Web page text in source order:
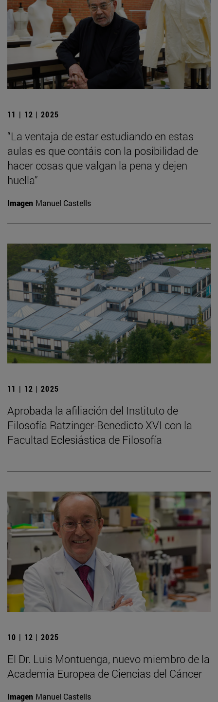
11 | 12 | 2025
“La ventaja de estar estudiando en estas
aulas es que contáis con la posibilidad de
hacer cosas que valgan la pena y dejen
huella”
Imagen Manuel Castells
11 | 12 | 2025
Aprobada la afiliación del Instituto de
Filosofía Ratzinger-Benedicto XVI con la
Facultad Eclesiástica de Filosofía
10 | 12 | 2025
El Dr. Luis Montuenga, nuevo miembro de la
Academia Europea de Ciencias del Cáncer
Imagen Manuel Castells